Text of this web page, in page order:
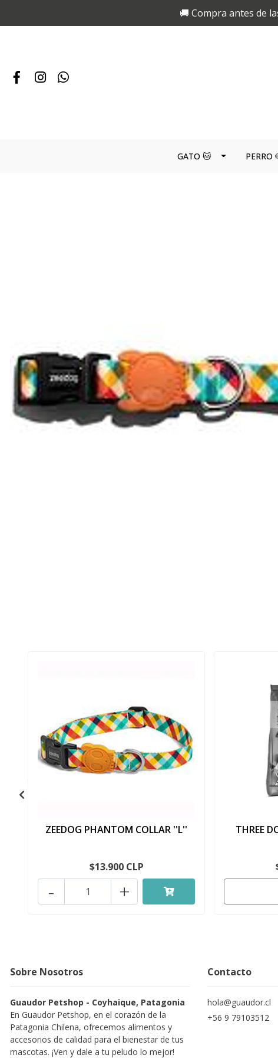
🚚 Compra antes de
GATO 🐱 PERRO
ZEEDOG PHANTOM COLLAR ''L''
$13.900 CLP
+
-
THREE
Sobre Nosotros
Guaudor Petshop - Coyhaique, Patagonia
En Guaudor Petshop, en el corazón de la
Patagonia Chilena, ofrecemos alimentos y
accesorios de calidad para el bienestar de tus
mascotas. ¡Ven y dale a tu peludo lo mejor!
Contacto
hola@guaudor.cl
+56 9 79103512